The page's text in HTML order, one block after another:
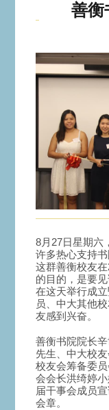
善衡
8月27日星期六
许多热心支持
这群善衡校友
的目的，是要
在这天举行成
员、中大其他
友感到兴奋。
善衡书院院长
先生、中大校
校友会筹备委
会会长洪绮婷
届干事会成员
会章。